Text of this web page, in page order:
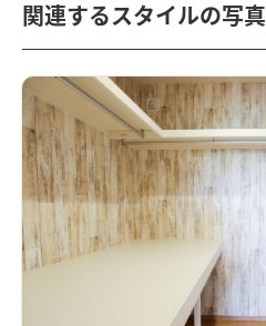
関連するスタイルの写真